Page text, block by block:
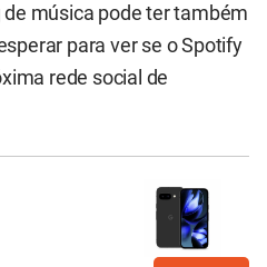
música pode ter também
para ver se o Spotify
rede social de